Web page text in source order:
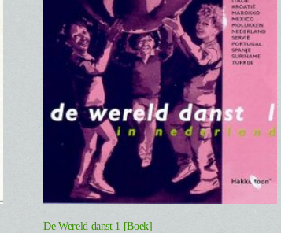
De Wereld danst 1 [Boek]